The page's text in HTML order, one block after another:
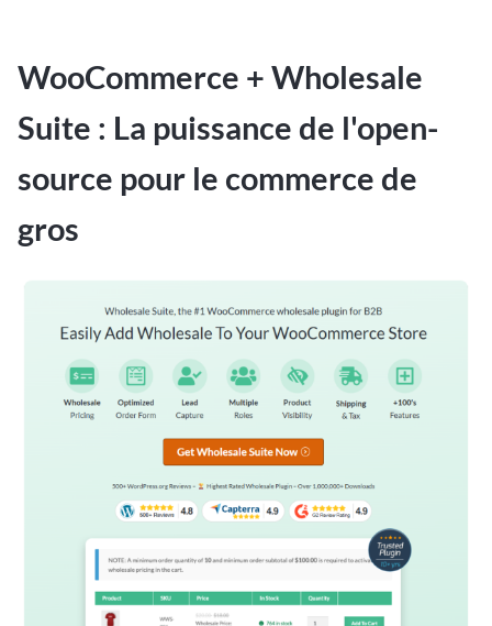
WooCommerce + Wholesale
Suite : La puissance de l'open-
source pour le commerce de
gros